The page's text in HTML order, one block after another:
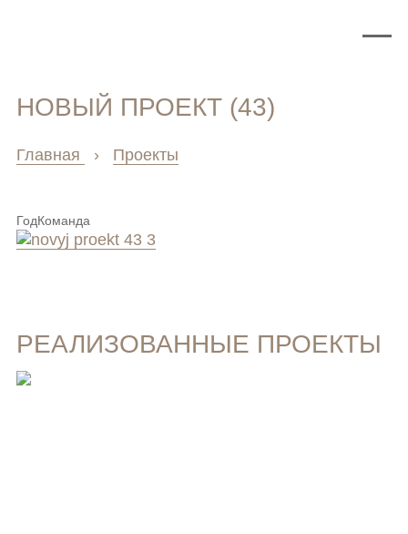
НОВЫЙ ПРОЕКТ (43)
Главная › Проекты
ГодКоманда
РЕАЛИЗОВАННЫЕ ПРОЕКТЫ